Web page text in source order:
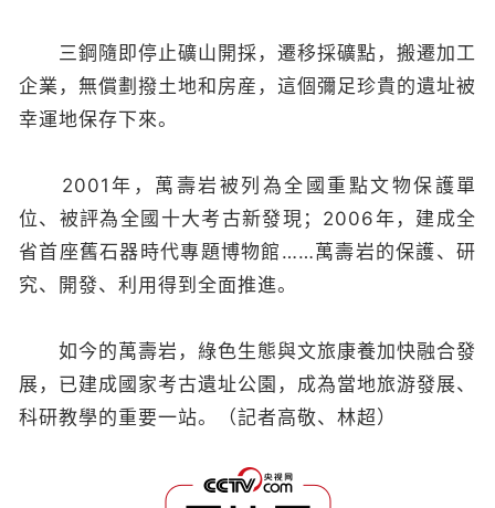
三鋼隨即停止礦山開採，遷移採礦點，搬遷加工
企業，無償劃撥土地和房産，這個彌足珍貴的遺址被
幸運地保存下來。
2001年，萬壽岩被列為全國重點文物保護單
位、被評為全國十大考古新發現；2006年，建成全
省首座舊石器時代專題博物館……萬壽岩的保護、研
究、開發、利用得到全面推進。
如今的萬壽岩，綠色生態與文旅康養加快融合發
展，已建成國家考古遺址公園，成為當地旅游發展、
科研教學的重要一站。（記者高敬、林超）